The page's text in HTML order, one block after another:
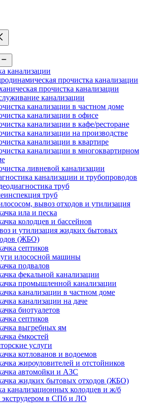
меню
канализации
прочистка канализации
прочистка канализации
канализации
канализации в частном доме
канализации в офисе
канализации в кафе/ресторане
канализации на производстве
канализации в квартире
канализации в многоквартирном
ливневой канализации
канализации и трубопроводов
труб
труб
вывоз отходов и утилизация
ила и песка
колодцев и бассейнов
и утилизация жидких бытовых
(ЖБО)
септиков
илососной машины
подвалов
фекальной канализации
промышленной канализации
канализации в частном доме
канализации на даче
биотуалетов
септиков
выгребных ям
ёмкостей
услуги
котлованов и водоемов
жироуловителей и отстойников
автомойки и АЗС
жидких бытовых отходов (ЖБО)
канализационных колодцев и ж/б
экструдером в СПб и ЛО